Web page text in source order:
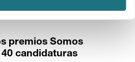
premios Somos
candidaturas